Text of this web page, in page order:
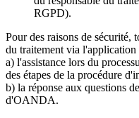
RGPD).
Pour des raisons de sécurité,
du traitement via
a) l'assistance lors du
des étapes de la procédure
b) la réponse aux questions
d'OANDA.